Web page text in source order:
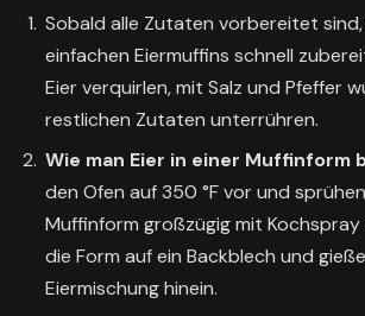
Sobald alle Zutaten vorbereitet
einfachen Eiermuffins schnell
Eier verquirlen, mit Salz und Pfeffer
restlichen Zutaten unterrühren.
Wie man Eier in einer Muffinform
den Ofen auf 350 °F vor und
Muffinform großzügig mit Kochspray
die Form auf ein Backblech und
Eiermischung hinein.